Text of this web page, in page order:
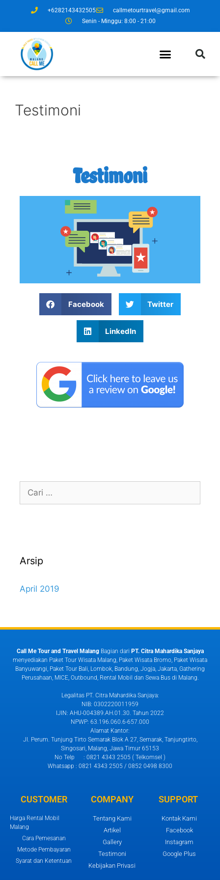
+6282143432505
callmetourtravel@gmail.com
Senin - Minggu: 8:00 - 21:00
Testimoni
Testimoni
Facebook Twitter
LinkedIn
Arsip
April 2019
Call Me Tour and Travel MalangBagian dari PT. Citra Mahardika Sanjaya
menyediakan Paket Tour Wisata Malang, Paket Wisata Bromo, Paket Wisata
Banyuwangi, Paket Tour Bali, Lombok, Bandung, Jogja, Jakarta, Gathering
Perusahaan, MICE, Outbound, Rental Mobil dan Sewa Bus di Malang.
Legalitas PT. Citra Mahardika Sanjaya:
NIB: 0302220011959
IJIN: AHU-004389.AH.01.30. Tahun 2022
NPWP: 63.196.060.6-657.000
Alamat Kantor:
Jl. Perum. Tunjung Tirto Semarak Blok A 27, Semarak, Tanjungtirto,
Singosari, Malang, Jawa Timur 65153
No Telp : 0821 4343 2505 ( Telkomsel )
Whatsapp : 0821 4343 2505 / 0852 0498 8300
CUSTOMER
Harga Rental Mobil
Malang
Cara Pemesanan
Metode Pembayaran
Syarat dan Ketentuan
COMPANY
Tentang Kami
Artikel
Gallery
Testimoni
Kebijakan Privasi
SUPPORT
Kontak Kami
Facebook
Instagram
Google Plus